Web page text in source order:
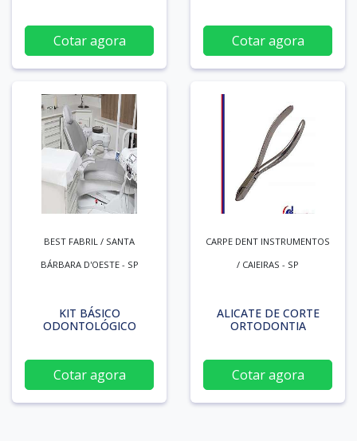
Cotar agora Cotar agora
BEST FABRIL / SANTA
BÁRBARA D'OESTE - SP
KIT BÁSICO
ODONTOLÓGICO
Cotar agora
CARPE DENT INSTRUMENTOS
/ CAIEIRAS - SP
ALICATE DE CORTE
ORTODONTIA
Cotar agora